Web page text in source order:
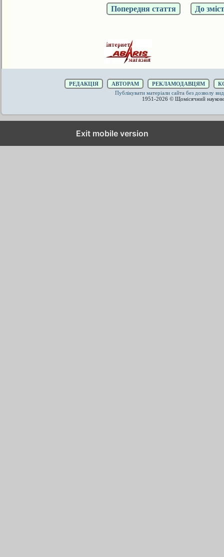
Попередня стаття До
РЕДАКЦІЯ АВТОРАМ РЕКЛАМОДАВЦЯМ
Публікувати матеріали сайта без дозволу
1951-2026 © Щомісячний
Exit mobile version